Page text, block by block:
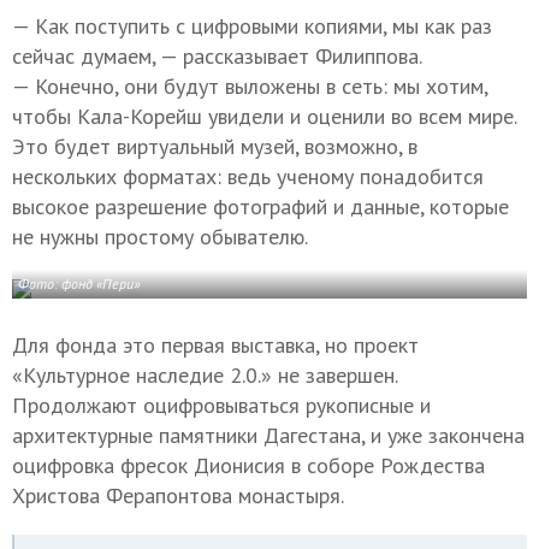
— Как поступить с цифровыми копиями, мы как раз
сейчас думаем, — рассказывает Филиппова.
— Конечно, они будут выложены в сеть: мы хотим,
чтобы Кала-Корейш увидели и оценили во всем мире.
Это будет виртуальный музей, возможно, в
нескольких форматах: ведь ученому понадобится
высокое разрешение фотографий и данные, которые
не нужны простому обывателю.
Фото: фонд «Пери»
Для фонда это первая выставка, но проект
«Культурное наследие 2.0.» не завершен.
Продолжают оцифровываться рукописные и
архитектурные памятники Дагестана, и уже закончена
оцифровка фресок Дионисия в соборе Рождества
Христова Ферапонтова монастыря.